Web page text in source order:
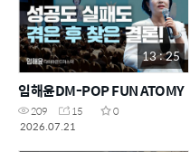
13 : 25
임해윤DM-POP FUN ATOMY
209 15
0
2026.07.21